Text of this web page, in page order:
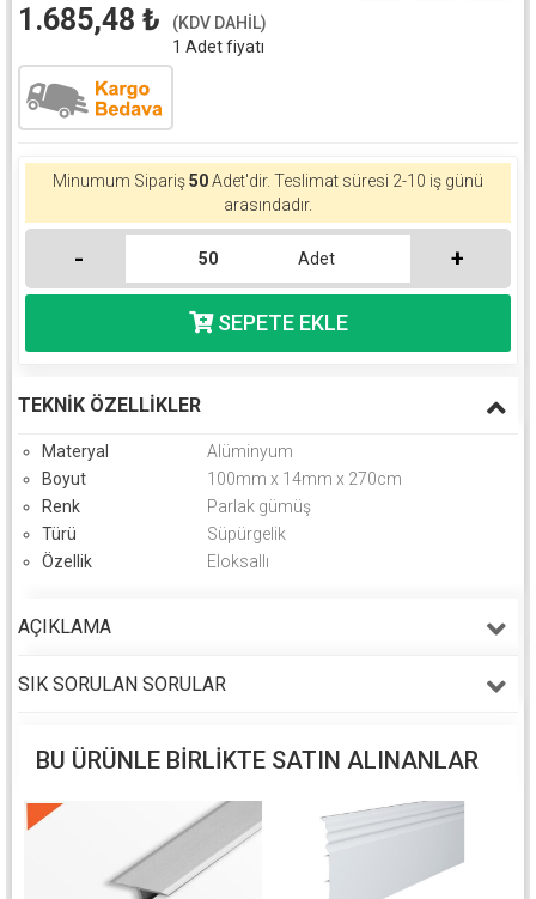
1.685,48 ₺
(KDV DAHİL)
1 Adet fiyatı
Minumum Sipariş50Adet'dir. Teslimat süresi 2-10 iş günü
arasındadır.
- Adet +
TEKNIK ÖZELLIKLER
Materyal
Alüminyum
Boyut
100mm x 14mm x 270cm
Renk
Parlak gümüş
Türü
Süpürgelik
Özellik
Eloksallı
AÇIKLAMA
SIK SORULAN SORULAR
BU ÜRÜNLE BIRLIKTE SATIN ALINANLAR